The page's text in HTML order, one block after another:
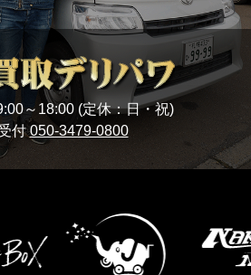
～18:00 (定休：日・祝)
付050-3479-0800